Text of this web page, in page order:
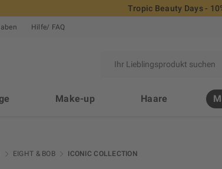
Tropic Beauty Days -
Hilfe/ FAQ
Make-up Haare
EIGHT & BOB ICONIC COLLECTION